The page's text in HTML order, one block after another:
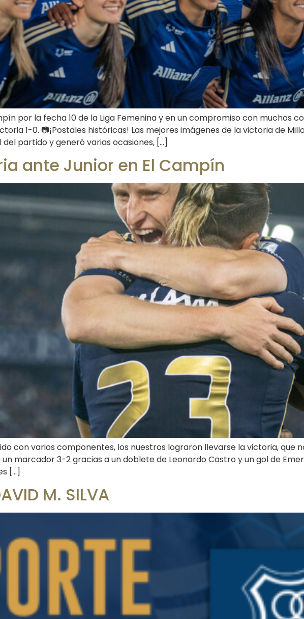
por la fecha 10 de la Liga Femenina y en un compromiso con muchos
1-0. 📷¡Postales históricas! Las mejores imágenes de la victoria de
partido y generó varias ocasiones, […]
ante Junior en El Campín
con varios componentes, los nuestros lograron llevarse la victoria, que
marcador 3-2 gracias a un doblete de Leonardo Castro y un gol de
[…]
M. SILVA